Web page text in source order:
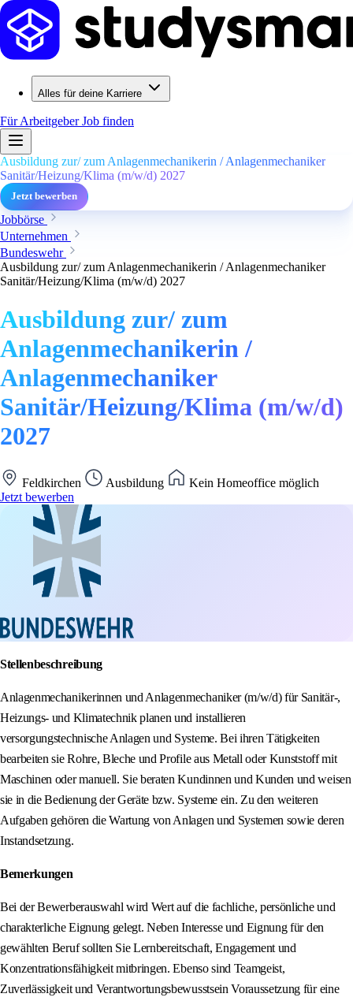
Alles für deine Karriere
Für ArbeitgeberJob finden
Ausbildung zur/ zum Anlagenmechanikerin / Anlagenmechaniker
Sanitär/Heizung/Klima (m/w/d) 2027
Jetzt bewerben
Jobbörse
Unternehmen
Bundeswehr
Ausbildung zur/ zum Anlagenmechanikerin / Anlagenmechaniker
Sanitär/Heizung/Klima (m/w/d) 2027
Ausbildung zur/ zum
Anlagenmechanikerin /
Anlagenmechaniker
Sanitär/Heizung/Klima (m/w/d)
2027
Feldkirchen Ausbildung
Kein Homeoffice möglich
Jetzt bewerben
Stellenbeschreibung
Anlagenmechanikerinnen und Anlagenmechaniker (m/w/d) für Sanitär-,
Heizungs- und Klimatechnik planen und installieren
versorgungstechnische Anlagen und Systeme. Bei ihren Tätigkeiten
bearbeiten sie Rohre, Bleche und Profile aus Metall oder Kunststoff mit
Maschinen oder manuell. Sie beraten Kundinnen und Kunden und weisen
sie in die Bedienung der Geräte bzw. Systeme ein. Zu den weiteren
Aufgaben gehören die Wartung von Anlagen und Systemen sowie deren
Instandsetzung.
Bemerkungen
Bei der Bewerberauswahl wird Wert auf die fachliche, persönliche und
charakterliche Eignung gelegt. Neben Interesse und Eignung für den
gewählten Beruf sollten Sie Lernbereitschaft, Engagement und
Konzentrationsfähigkeit mitbringen. Ebenso sind Teamgeist,
Zuverlässigkeit und Verantwortungsbewusstsein Voraussetzung für eine